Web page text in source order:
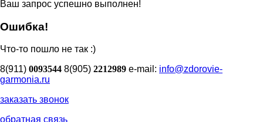
Ваш запрос успешно выполнен!
Ошибка!
Что-то пошло не так :)
8(911) 0093544 8(905) 2212989 e-mail: info@zdorovie-
garmonia.ru
заказать звонок
обратная связь